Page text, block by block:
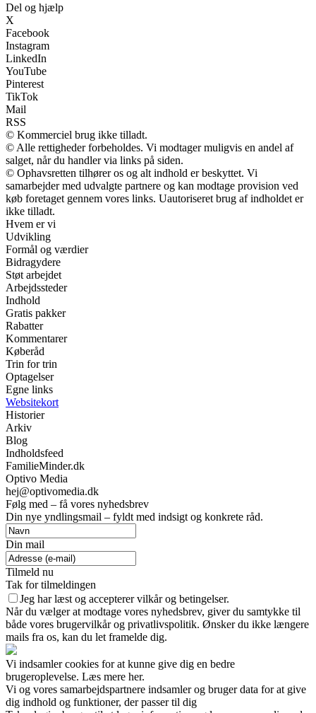
Del og hjælp
X
Facebook
Instagram
LinkedIn
YouTube
Pinterest
TikTok
Mail
RSS
© Kommerciel brug ikke tilladt.
© Alle rettigheder forbeholdes. Vi modtager muligvis en andel af
salget, når du handler via links på siden.
© Ophavsretten tilhører os og alt indhold er beskyttet. Vi
samarbejder med udvalgte partnere og kan modtage provision ved
køb foretaget gennem vores links. Uautoriseret brug af indholdet er
ikke tilladt.
Hvem er vi
Udvikling
Formål og værdier
Bidragydere
Støt arbejdet
Arbejdssteder
Indhold
Gratis pakker
Rabatter
Kommentarer
Køberåd
Trin for trin
Optagelser
Egne links
Websitekort
Historier
Arkiv
Blog
Indholdsfeed
FamilieMinder.dk
Optivo Media
hej@optivomedia.dk
Følg med – få vores nyhedsbrev
Din nye yndlingsmail – fyldt med indsigt og konkrete råd.
Din mail
Tilmeld nu
Tak for tilmeldingen
Jeg har læst og accepterer vilkår og betingelser.
Når du vælger at modtage vores nyhedsbrev, giver du samtykke til
både vores brugervilkår og privatlivspolitik. Ønsker du ikke længere
mails fra os, kan du let framelde dig.
Vi indsamler cookies for at kunne give dig en bedre
brugeroplevelse. Læs mere her.
Vi og vores samarbejdspartnere indsamler og bruger data for at give
dig indhold og funktioner, der passer til dig